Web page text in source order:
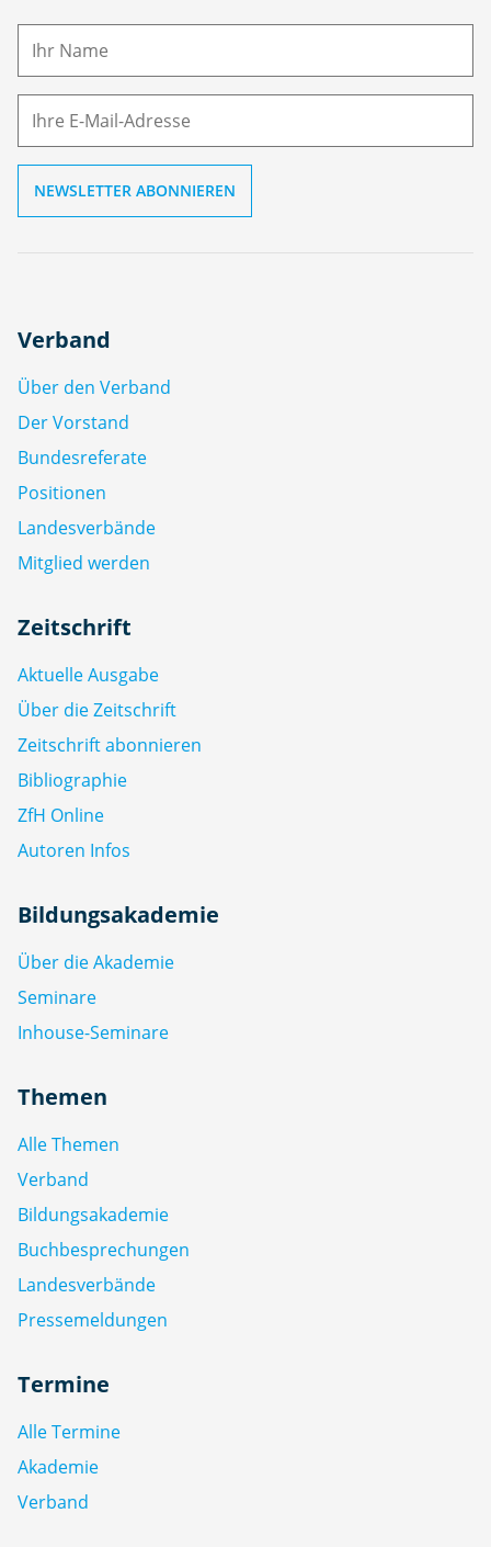
M
Verband
Über den Verband
Der Vorstand
Bundesreferate
Positionen
Landesverbände
Mitglied werden
Zeitschrift
Aktuelle Ausgabe
Über die Zeitschrift
Zeitschrift abonnieren
Bibliographie
ZfH Online
Autoren Infos
Bildungsakademie
Über die Akademie
Seminare
Inhouse-Seminare
Themen
Alle Themen
Verband
Bildungsakademie
Buchbesprechungen
Landesverbände
Pressemeldungen
Termine
Alle Termine
Akademie
Verband